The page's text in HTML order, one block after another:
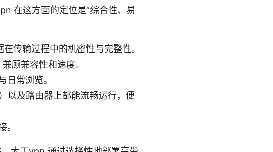
在这方面的定位是“综合性、易
传输过程中的机密性与完整性。
顾兼容性和速度。
常浏览。
以及路由器上都能流畅运行，便
。